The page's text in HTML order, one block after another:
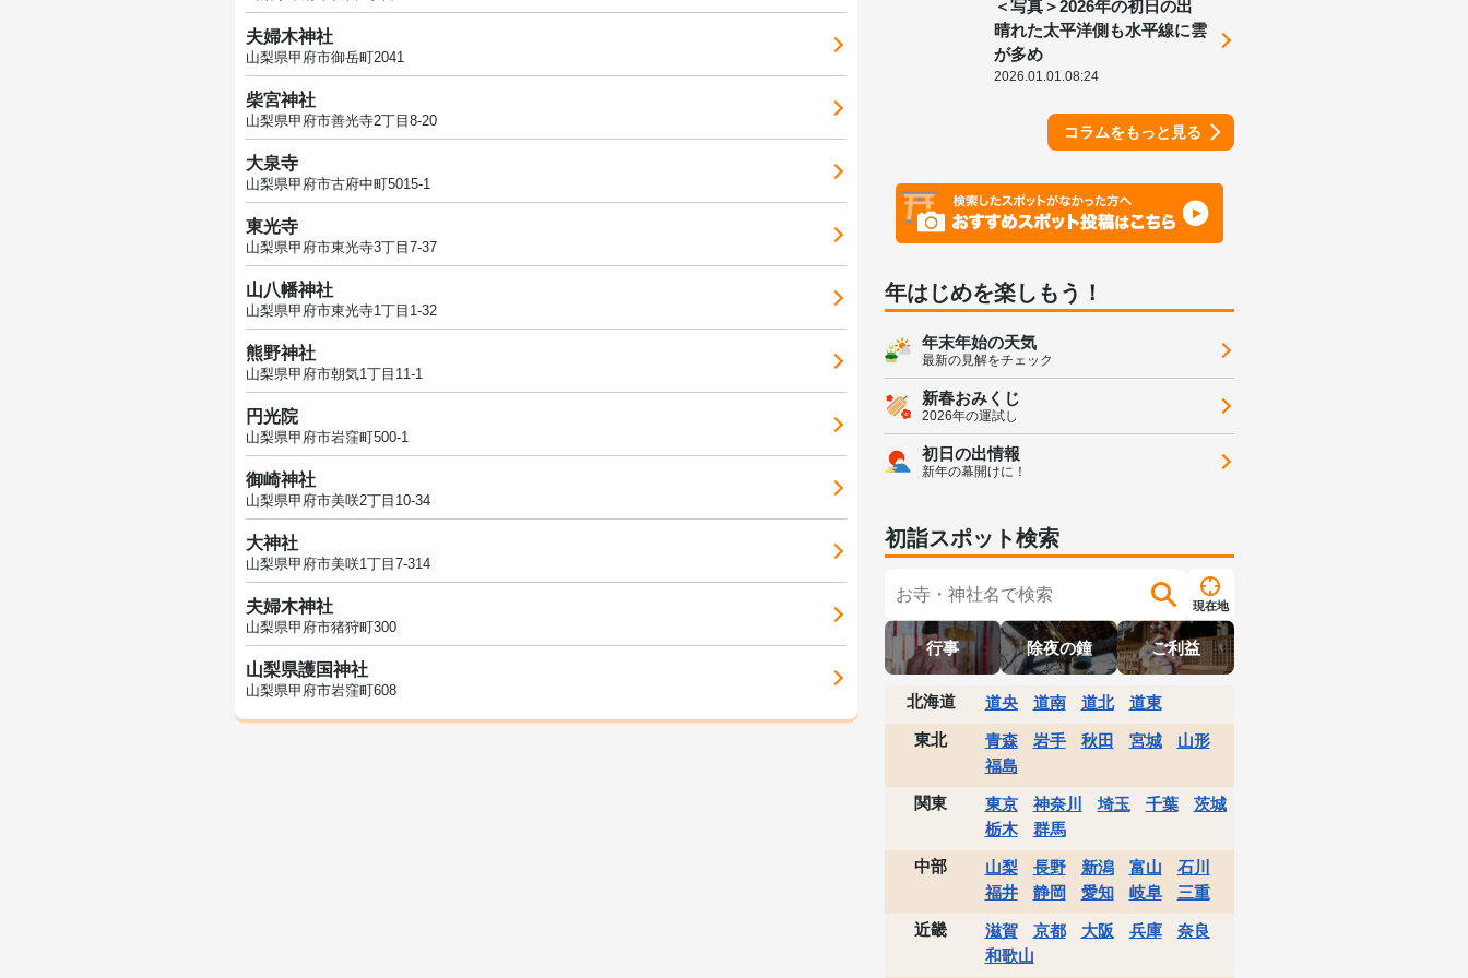
夫婦木神社
山梨県甲府市御岳町2041
柴宮神社
山梨県甲府市善光寺2丁目8-20
大泉寺
山梨県甲府市古府中町5015-1
東光寺
山梨県甲府市東光寺3丁目7-37
山八幡神社
山梨県甲府市東光寺1丁目1-32
熊野神社
山梨県甲府市朝気1丁目11-1
円光院
山梨県甲府市岩窪町500-1
御崎神社
山梨県甲府市美咲2丁目10-34
大神社
山梨県甲府市美咲1丁目7-314
夫婦木神社
山梨県甲府市猪狩町300
山梨県護国神社
山梨県甲府市岩窪町608
＜写真＞2026年の初日の出
晴れた太平洋側も水平線に雲
が多め
2026.01.01.08:24
コラムをもっと見る
年はじめを楽しもう！
年末年始の天気
最新の見解をチェック
新春おみくじ
2026年の運試し
初日の出情報
新年の幕開けに！
初詣スポット検索
現在地
行事 除夜の鐘 ご利益
北海道 道央 道南 道北
道東
東北
青森 岩手 秋田 宮城
山形
福島
関東
東京 神奈川 埼玉 千葉
茨城
栃木
群馬
中部
山梨 長野 新潟 富山
石川
福井
静岡 愛知 岐阜
三重
近畿
滋賀 京都 大阪 兵庫
奈良
和歌山